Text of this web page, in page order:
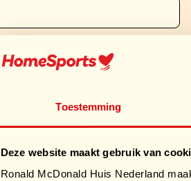
Toestemming
Deze website maakt gebruik van
Ronald McDonald Huis Nederland